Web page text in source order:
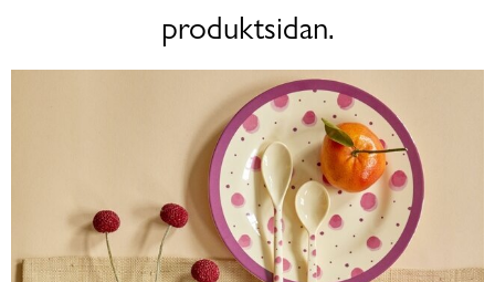
produktsidan.